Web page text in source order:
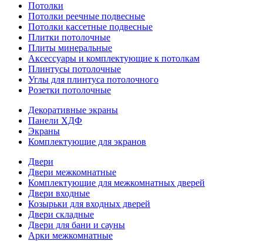
Потолки
Потолки реечные подвесные
Потолки кассетные подвесные
Плитки потолочные
Плиты минеральные
Аксессуары и комплектующие к потолкам
Плинтусы потолочные
Углы для плинтуса потолочного
Розетки потолочные
Декоративные экраны
Панели ХДФ
Экраны
Комплектующие для экранов
Двери
Двери межкомнатные
Комплектующие для межкомнатных дверей
Двери входные
Козырьки для входных дверей
Двери складные
Двери для бани и сауны
Арки межкомнатные